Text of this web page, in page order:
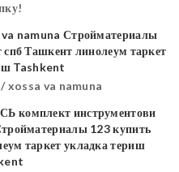
/ xossa va namuna